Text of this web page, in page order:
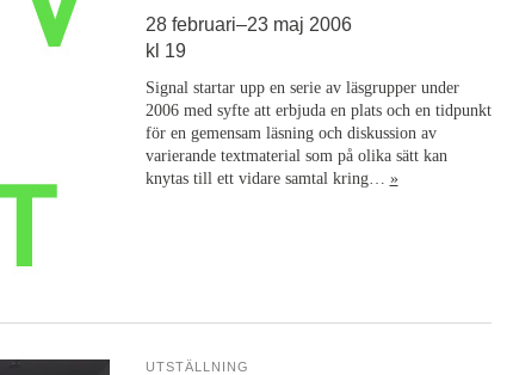
28 februari–23 maj 2006
kl 19
Signal startar upp en serie av läsgrupper under
2006 med syfte att erbjuda en plats och en tidpunkt
för en gemensam läsning och diskussion av
varierande textmaterial som på olika sätt kan
knytas till ett vidare samtal kring… »
UTSTÄLLNING